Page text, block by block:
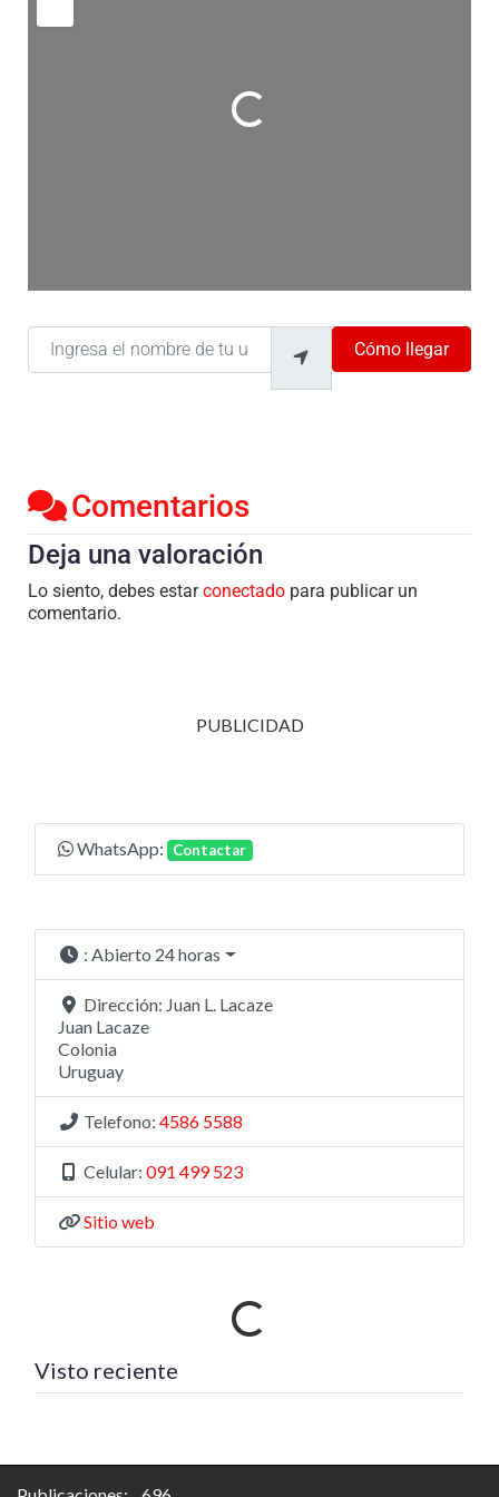
Cargando…
Ingresa el nombre de tu ubicación
Cómo llegar
Comentarios
Deja una valoración
Lo siento, debes estarconectado para publicar un
comentario.
PUBLICIDAD
WhatsApp: Contactar
: Abierto 24 horas
Dirección: Juan L. Lacaze
Juan Lacaze
Colonia
Uruguay
Telefono: 4586 5588
Celular: 091 499 523
Sitio web
Visto reciente Cargando…